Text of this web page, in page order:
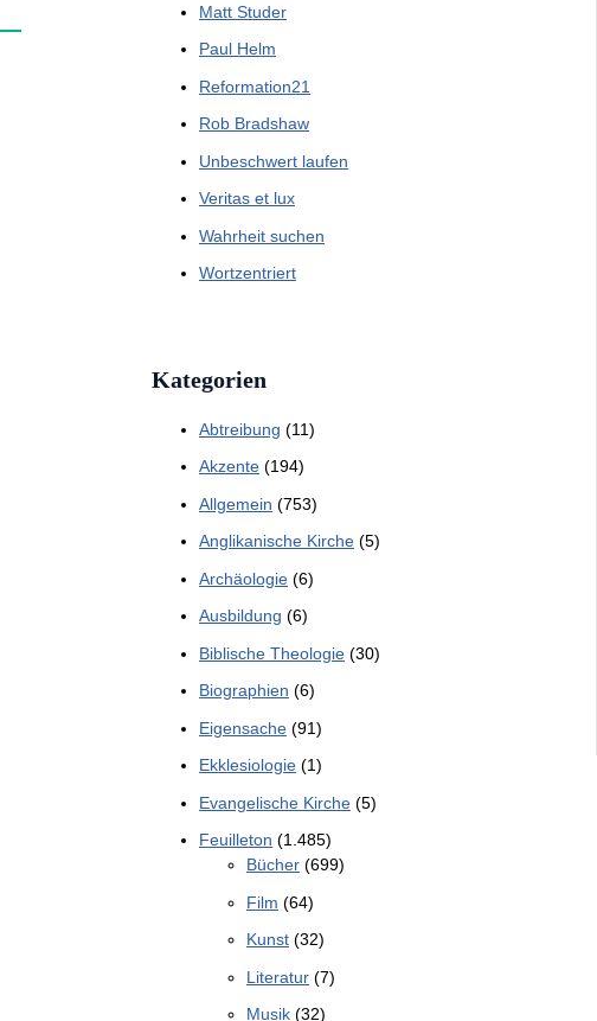
Matt Studer
Paul Helm
Reformation21
Rob Bradshaw
Unbeschwert laufen
Veritas et lux
Wahrheit suchen
Wortzentriert
Kategorien
Abtreibung (11)
Akzente (194)
Allgemein (753)
Anglikanische Kirche (5)
Archäologie (6)
Ausbildung (6)
Biblische Theologie (30)
Biographien (6)
Eigensache (91)
Ekklesiologie (1)
Evangelische Kirche (5)
Feuilleton (1.485)
Bücher (699)
Film (64)
Kunst (32)
Literatur (7)
Musik (32)